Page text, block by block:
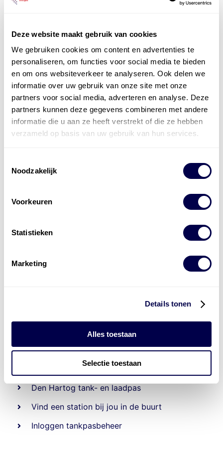
Deze website maakt gebruik van cookies
We gebruiken cookies om content en advertenties te
personaliseren, om functies voor social media te bieden
en om ons websiteverkeer te analyseren. Ook delen we
informatie over uw gebruik van onze site met onze
partners voor social media, adverteren en analyse. Deze
partners kunnen deze gegevens combineren met andere
informatie die u aan ze heeft verstrekt of die ze hebben
verzameld op basis van uw gebruik van hun services.
Noodzakelijk
Voorkeuren
Statistieken
Marketing
Details tonen
Alles toestaan
Selectie toestaan
Officieel distributeur met Mobil Smeermiddelen
voor alle sectoren
Welke olie heb ik nodig
Alle producten bekijken
Beheert 70tankstationsen duizendentank-en
Den Hartog tank- en laadpas
Vind een station bij jou in de buurt
Inloggen tankpasbeheer